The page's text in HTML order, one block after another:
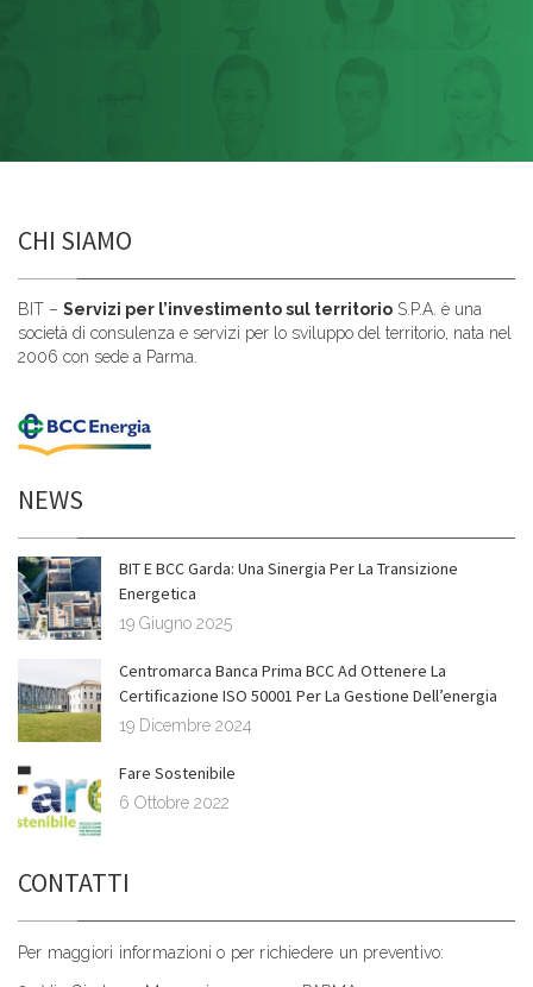
CHI SIAMO
BIT – Servizi per l’investimento sul territorio S.P.A. è una
società di consulenza e servizi per lo sviluppo del territorio, nata nel
2006 con sede a Parma.
NEWS
BIT E BCC Garda: Una Sinergia Per La Transizione
Energetica
19 Giugno 2025
Centromarca Banca Prima BCC Ad Ottenere La
Certificazione ISO 50001 Per La Gestione Dell’energia
19 Dicembre 2024
Fare Sostenibile
6 Ottobre 2022
CONTATTI
Per maggiori informazioni o per richiedere un preventivo: